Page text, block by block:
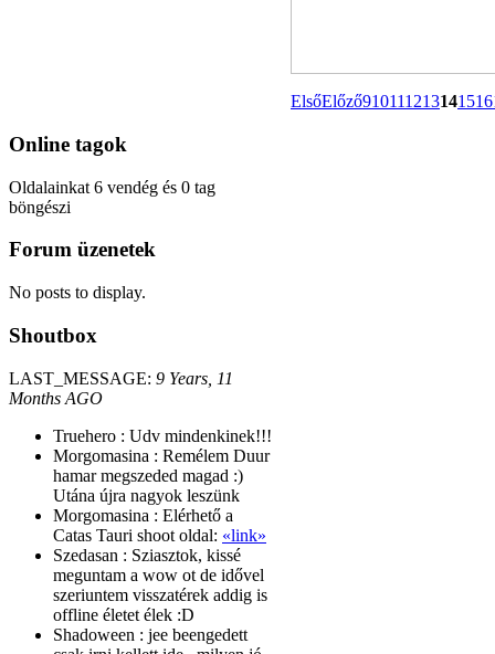
ElsőElőző910111213141516
Online tagok
Oldalainkat 6 vendég és 0 tag
böngészi
Forum üzenetek
No posts to display.
Shoutbox
LAST_MESSAGE: 9 Years, 11
Months AGO
Truehero : Udv mindenkinek!!!
Morgomasina : Remélem Duur
hamar megszeded magad :)
Utána újra nagyok leszünk
Morgomasina : Elérhető a
Catas Tauri shoot oldal: «link»
Szedasan : Sziasztok, kissé
meguntam a wow ot de idővel
szeriuntem visszatérek addig is
offline életet élek :D
Shadoween : jee beengedett